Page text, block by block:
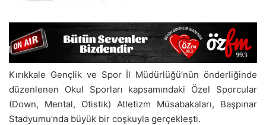
Kırıkkale Gençlik ve Spor İl Müdürlüğü’nün önderliğinde
düzenlenen Okul Sporları kapsamındaki Özel Sporcular
(Down, Mental, Otistik) Atletizm Müsabakaları, Başpınar
Stadyumu’nda büyük bir coşkuyla gerçekleşti.